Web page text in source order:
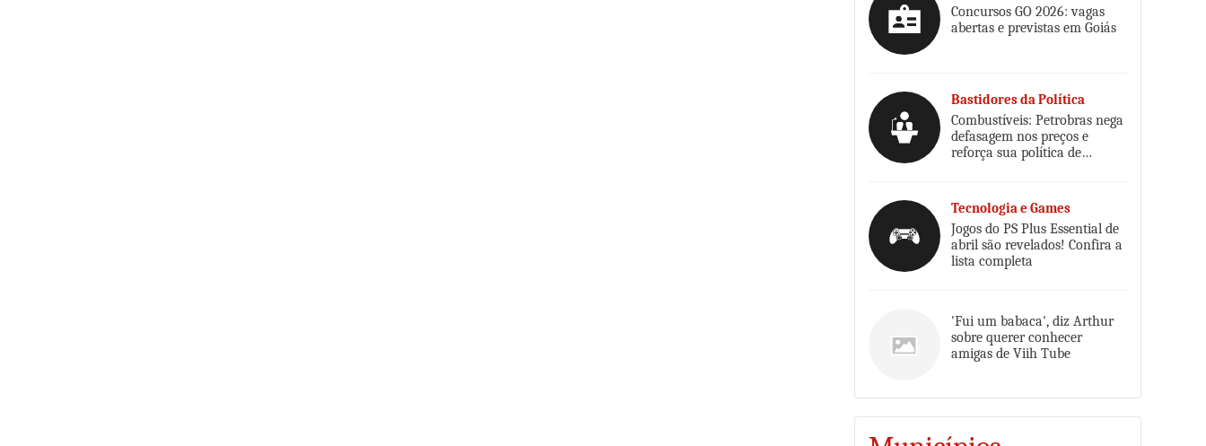
Concursos GO 2026: vagas
abertas e previstas em Goiás
Bastidores da Política
Combustíveis: Petrobras nega
defasagem nos preços e
reforça sua política de
Tecnologia e Games
Jogos do PS Plus Essential de
abril são revelados! Confira a
lista completa
'Fui um babaca', diz Arthur
sobre querer conhecer
amigas de Viih Tube